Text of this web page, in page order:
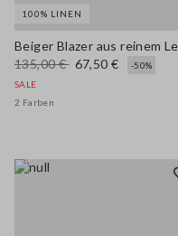
100% LINEN
135,00 € 67,50 €
-50%
SALE
2 Farben